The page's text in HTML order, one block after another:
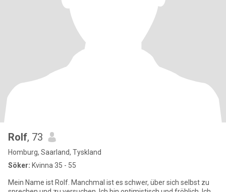
Rolf, 73
Homburg, Saarland, Tyskland
Söker: Kvinna 35 - 55
Mein Name ist Rolf. Manchmal ist es schwer, über sich selbst zu